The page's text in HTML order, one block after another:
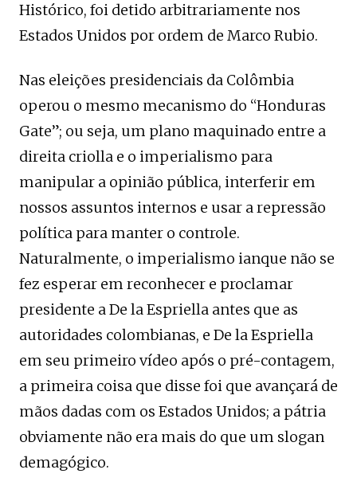
Histórico, foi detido arbitrariamente nos
Estados Unidos por ordem de Marco Rubio.
Nas eleições presidenciais da Colômbia
operou o mesmo mecanismo do “Honduras
Gate”; ou seja, um plano maquinado entre a
direita criolla e o imperialismo para
manipular a opinião pública, interferir em
nossos assuntos internos e usar a repressão
política para manter o controle.
Naturalmente, o imperialismo ianque não se
fez esperar em reconhecer e proclamar
presidente a De la Espriella antes que as
autoridades colombianas, e De la Espriella
em seu primeiro vídeo após o pré-contagem,
a primeira coisa que disse foi que avançará de
mãos dadas com os Estados Unidos; a pátria
obviamente não era mais do que um slogan
demagógico.